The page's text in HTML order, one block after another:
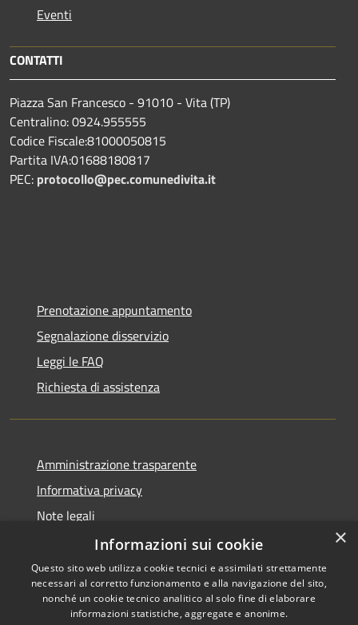
Eventi
CONTATTI
Piazza San Francesco - 91010 - Vita (TP)
Centralino: 0924.955555
Codice Fiscale:81000050815
Partita IVA:01688180817
PEC: protocollo@pec.comunedivita.it
Prenotazione appuntamento
Segnalazione disservizio
Leggi le FAQ
Richiesta di assistenza
Amministrazione trasparente
Informativa privacy
Note legali
Dichiarazione di accessibilità
Copyright © 2026 • Comune di
×
Informazioni sui cookie
Questo sito web utilizza cookie tecnici e assimilati strettamente
necessari al corretto funzionamento e alla navigazione del sito,
nonché un cookie tecnico analitico al solo fine di elaborare
informazioni statistiche, aggregate e anonime.